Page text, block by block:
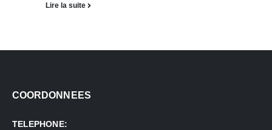
Lire la suite
COORDONNEES
TELEPHONE: